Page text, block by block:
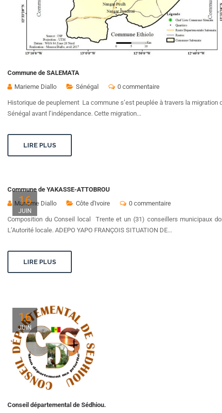
Commune de SALEMATA
Marieme Diallo
Sénégal 0 commentaire
Historique de peuplement La commune s’est peuplée à travers la
Sénégal avant l’indépendance. Cette migration...
LIRE PLUS
16
JUIN
Commune de YAKASSE-ATTOBROU
Marieme Diallo
Côte d'Ivoire 0 commentaire
Composition du Conseil local Trente et un (31) conseillers municipaux
L’Autorité locale. ADEPO YAPO FRANÇOIS SITUATION DE...
LIRE PLUS
16
JUIN
Conseil départemental de Sédhiou.